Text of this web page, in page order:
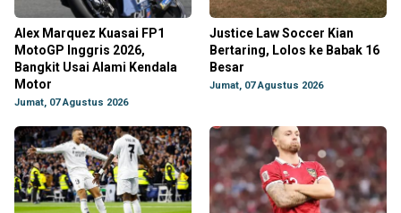
Alex Marquez Kuasai FP1
MotoGP Inggris 2026,
Bangkit Usai Alami Kendala
Motor
Jumat, 07 Agustus 2026
Justice Law Soccer Kian
Bertaring, Lolos ke Babak 16
Besar
Jumat, 07 Agustus 2026